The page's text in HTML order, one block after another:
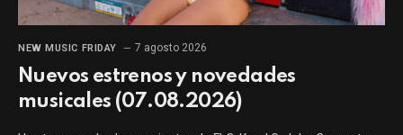
NEW MUSIC FRIDAY 7 agosto 2026
Nuevos estrenos y novedades
musicales (07.08.2026)